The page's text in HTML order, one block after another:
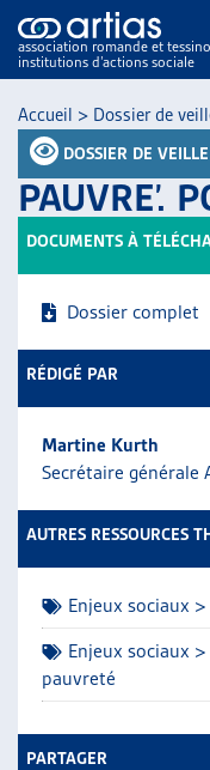
association romande et
institutions d’actions sociale
NOS PUBLICATIONS
ARTICLES
THÉMATIQUES
GUIDE SOCIAL
PROJETS ET ACTIVITÉS
JOURNÉES D’AUTOMNE
Accueil > Dossier de
DOSSIER DE VEILLE
PAUVRE’.
DOCUMENTS À
Dossier complet
RÉDIGÉ PAR
Martine Kurth
Secrétaire générale
AUTRES RESSOURCES
Enjeux sociaux
Enjeux sociaux
pauvreté
PARTAGER